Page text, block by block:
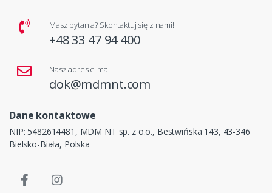
Masz pytania? Skontaktuj się z nami!
+48 33 47 94 400
Nasz adres e-mail
dok@mdmnt.com
Dane kontaktowe
NIP: 5482614481, MDM NT sp. z o.o., Bestwińska 143, 43-346
Bielsko-Biała, Polska